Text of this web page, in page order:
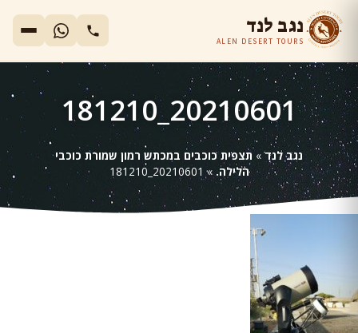
נגב לנד
ALEN DESERT TOURS
20210601_181210
נגב לנד»תצפית כוכבים במכתש רמון שמורת כוכבי
הלילה. »
20210601_181210